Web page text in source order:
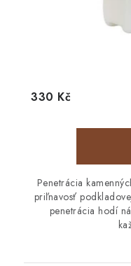
330 Kč
Penetrácia
priľnavosť
penetrácia hodí